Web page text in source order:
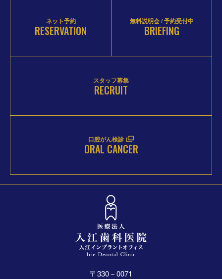
ネット予約
RESERVATION
無料説明会 / 予約受付中
BRIEFING
スタッフ募集
RECRUIT
口腔がん検診
ORAL CANCER
〒330－0071